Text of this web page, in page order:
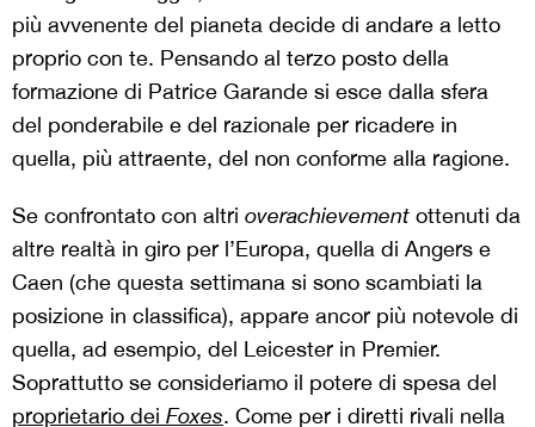
più avvenente del pianeta decide di andare a letto
proprio con te. Pensando al terzo posto della
formazione di Patrice Garande si esce dalla sfera
del ponderabile e del razionale per ricadere in
quella, più attraente, del non conforme alla ragione.
Se confrontato con altri overachievement ottenuti da
altre realtà in giro per l’Europa, quella di Angers e
Caen (che questa settimana si sono scambiati la
posizione in classifica), appare ancor più notevole di
quella, ad esempio, del Leicester in Premier.
Soprattutto se consideriamo il potere di spesa del
proprietario dei Foxes. Come per i diretti rivali nella